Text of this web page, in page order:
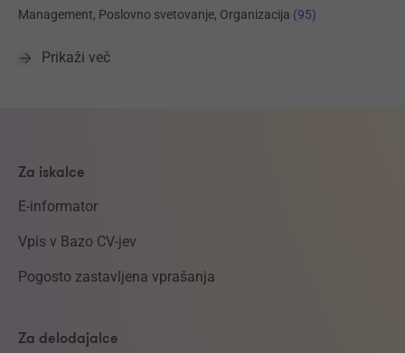
Management, Poslovno svetovanje, Organizacija (95)
Prikaži več
Za iskalce
E-informator
Vpis v Bazo CV-jev
Pogosto zastavljena vprašanja
Za delodajalce